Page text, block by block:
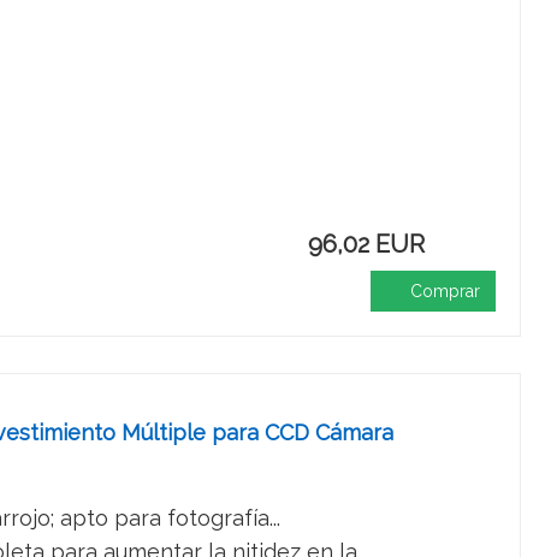
96,02 EUR
Comprar
Múltiple para CCD Cámara
apto para fotografía...
para aumentar la nitidez en la...